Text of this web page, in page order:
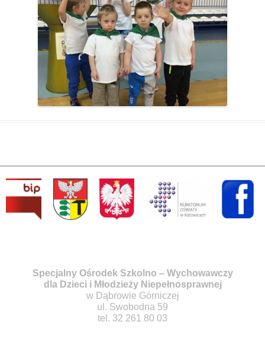
Specjalny Ośrodek Szkolno – Wychowawczy
dla Dzieci i Młodzieży Niepełnosprawnej
w Dąbrowie Górniczej
ul. Swobodna 59
tel. 32 261 80 03